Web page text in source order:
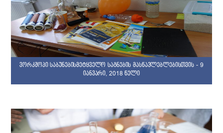
ვორკშოპი საბუნებისმეტყველო საგნების მასწავლებლებისთვის - 9
იანვარი, 2018 წელი